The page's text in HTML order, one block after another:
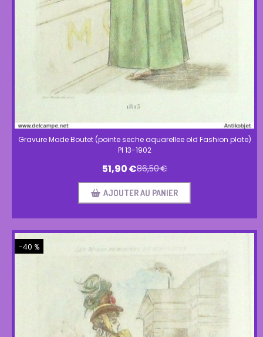
Gravure Mode Boutet (pointe seche aquarellee old Fashion plate)
Pl 13-1902
51,90€86,50€
AJOUTER AU PANIER
-40 %